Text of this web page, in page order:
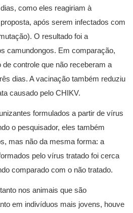
como eles reagiriam à
após serem infectados com
O resultado foi a
camundongos. Em comparação,
controle que não receberam a
dias. A vacinação também reduziu
causado pelo CHIKV.
formulados a partir de vírus
o pesquisador, eles também
mas não da mesma forma: a
pelo vírus tratado foi cerca
comparado com o não tratado.
nos animais que são
em indivíduos mais jovens, houve